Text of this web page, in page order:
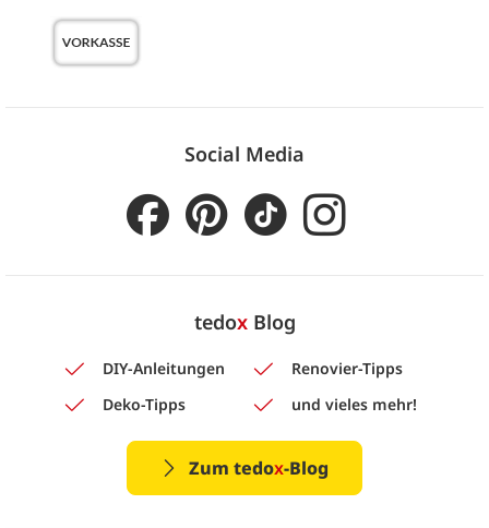
Social Media
tedoxBlog
DIY-Anleitungen
Renovier-Tipps
Deko-Tipps
und vieles mehr!
Zum tedox-Blog